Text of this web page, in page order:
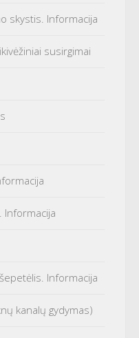
skystis. Informacija
susirgimai
Informacija
Informacija
kanalų gydymas)